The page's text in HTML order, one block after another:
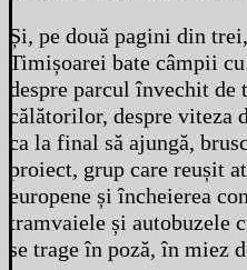
Și, pe două pagini din
Timișoarei bate câmpii
despre parcul învechit
călătorilor, despre viteza
ca la final să ajungă,
proiect, grup care reușit
europene și încheierea
tramvaiele și autobuzele
se trage în poză, în miez